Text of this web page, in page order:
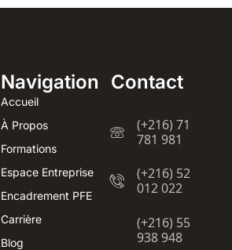
Navigation
Accueil
À Propos
Formations
Espace Entreprise
Encadrement PFE
Carrière
Blog
Contact
(+216) 71
781 981
(+216) 52
012 022
(+216) 55
938 948